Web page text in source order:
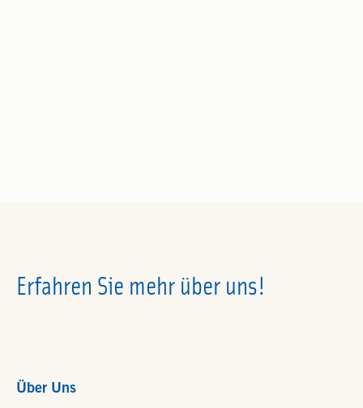
Erfahren Sie mehr über uns!
Über Uns